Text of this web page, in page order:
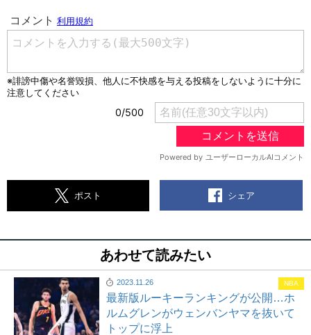
ポスト シェア
あわせて読みたい
2023.11.26
最新版ルーキーランキングが公開…ホ
ルムグレンがウェンバンヤマを抜いて
トップに浮上
NBA